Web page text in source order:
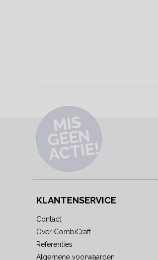
MI
S
G
E
E
N
A
C
TI
E!
KLANTENSERVICE
Contact
Over CombiCraft
Referenties
Algemene voorwaarden